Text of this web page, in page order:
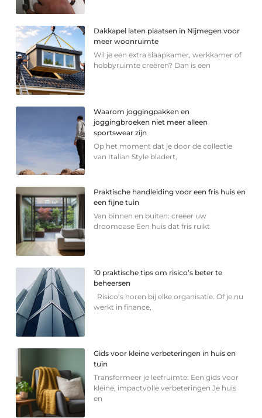
Dakkapel laten plaatsen in Nijmegen voor
meer woonruimte
Wil je een extra slaapkamer, werkkamer of
hobbyruimte creëren? Dan is een
Waarom joggingpakken en
joggingbroeken niet meer alleen
sportswear zijn
Op het moment dat je door de collectie
van Italian Style bladert,
Praktische handleiding voor een fris huis en
een fijne tuin
Van binnen en buiten: creëer uw
droomoase Een huis dat fris ruikt
10 praktische tips om risico’s beter te
beheersen
Risico’s horen bij elke organisatie. Of je nu
werkt in finance,
Gids voor kleine verbeteringen in huis en
tuin
Transformeer je leefruimte: Een gids voor
kleine, impactvolle verbeteringen Je huis
en